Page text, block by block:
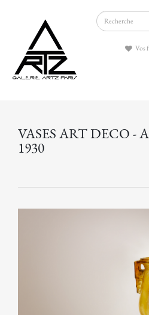
Vos
VASES ART DECO -
1930